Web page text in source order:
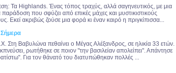
Τα Highlands. Ένας τόπος τραχύς, αλλά σαγηνευτικός, με μια
που σφύζει από επικές μάχες και μυστικιστικούς
Εκεί ακριβώς ζούσε μια φορά κι έναν καιρό η πριγκίπισσα...
Στη Βαβυλώνα πεθαίνει ο Μέγας Αλέξανδρος, σε ηλικία 33 ετών.
ρωτήθηκε σε ποιον "την βασιλείαν απολείπει". Απάντησε
Για τον θάνατό του διατυπώθηκαν πολλές ...